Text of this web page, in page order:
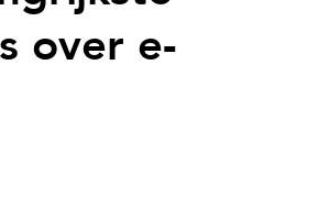
over e-